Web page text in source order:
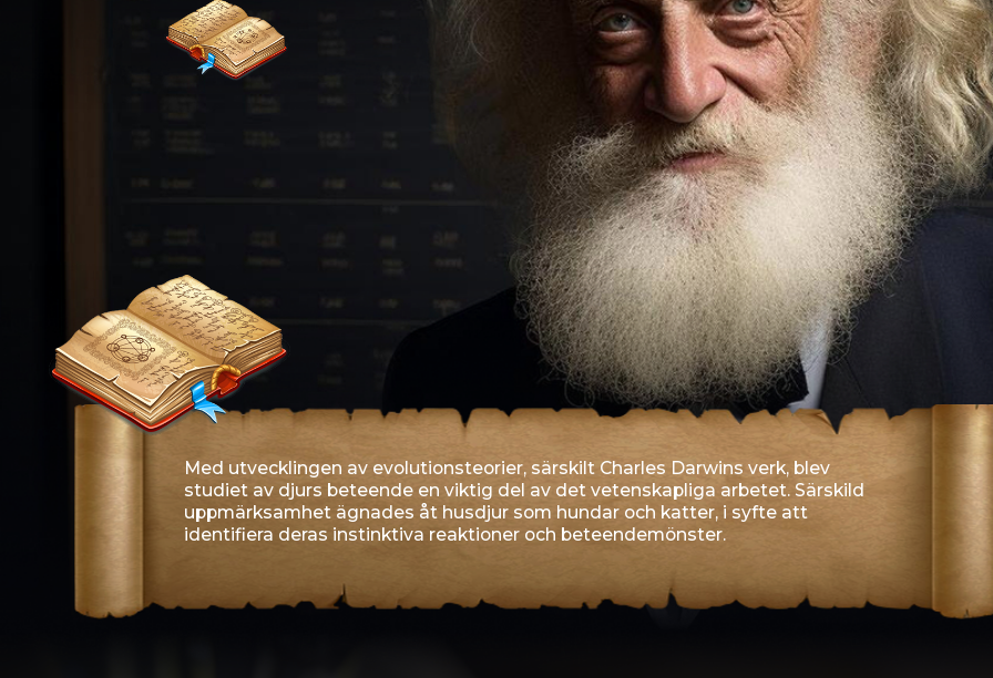
Med utvecklingen av evolutionsteorier, särskilt Charles Darwins verk, blev
studiet av djurs beteende en viktig del av det vetenskapliga arbetet. Särskild
uppmärksamhet ägnades åt husdjur som hundar och katter, i syfte att
identifiera deras instinktiva reaktioner och beteendemönster.
FYSIOLOGI OCH ANATOMI
Forskare började inte bara undersöka djurens inre uppbyggnad, utan
också studera deras reaktioner på yttre påverkan, vilket gjorde det möjligt